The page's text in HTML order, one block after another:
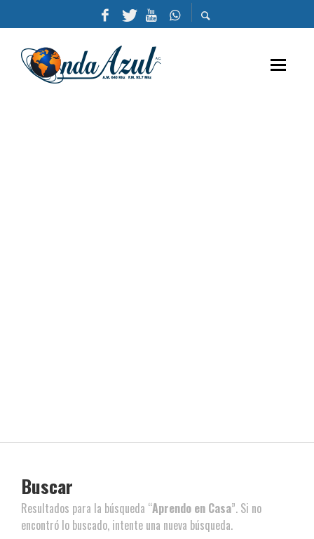
Buscar
Resultados para la búsqueda “Aprendo en Casa”. Si no
encontró lo buscado, intente una nueva búsqueda.